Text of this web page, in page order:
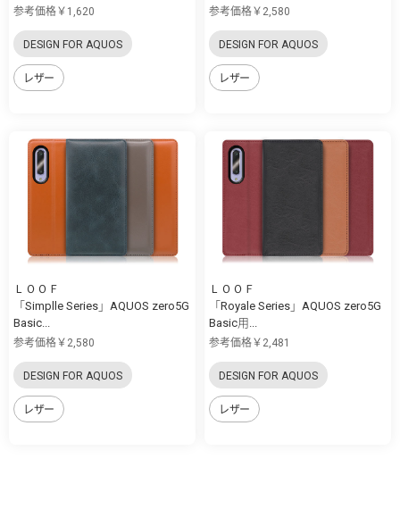
参考価格￥1,620
DESIGN FOR AQUOS
レザー
参考価格￥2,580
DESIGN FOR AQUOS
レザー
ＬＯＯＦ
「Simplle Series」AQUOS zero5G
Basic...
参考価格￥2,580
DESIGN FOR AQUOS
レザー
ＬＯＯＦ
「Royale Series」AQUOS zero5G
Basic用...
参考価格￥2,481
DESIGN FOR AQUOS
レザー